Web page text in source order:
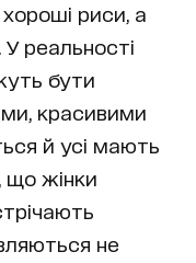
риси, а
реальності
бути
красивими
й усі мають
що жінки
не